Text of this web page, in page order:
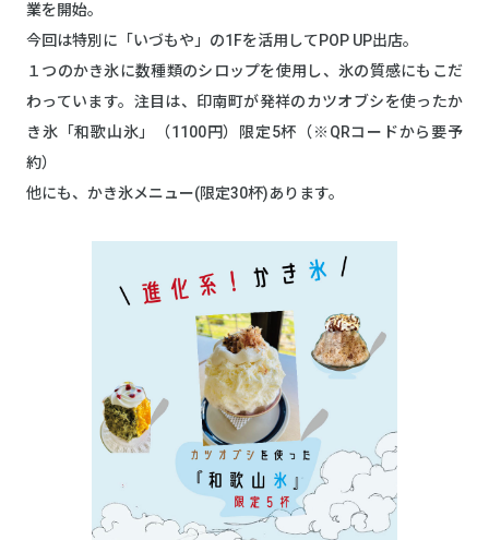
業を開始。
今回は特別に「いづもや」の1Fを活用してPOP UP出店。
１つのかき氷に数種類のシロップを使用し、氷の質感にもこだ
わっています。注目は、印南町が発祥のカツオブシを使ったか
き氷「和歌山氷」（1100円）限定5杯（※QRコードから要予
約）
他にも、かき氷メニュー(限定30杯)あります。